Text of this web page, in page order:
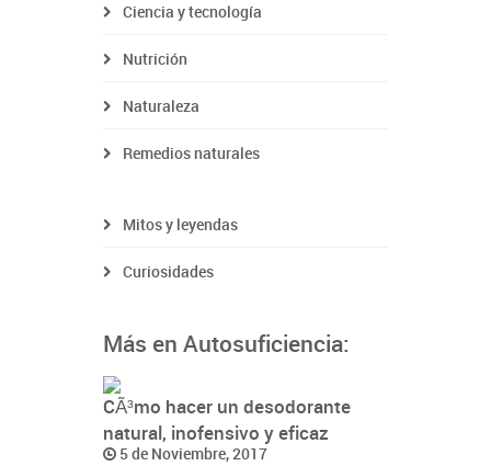
Ciencia y tecnología
Nutrición
Naturaleza
Remedios naturales
Mitos y leyendas
Curiosidades
Más en Autosuficiencia:
CÃ³mo hacer un desodorante
natural, inofensivo y eficaz
5 de Noviembre, 2017